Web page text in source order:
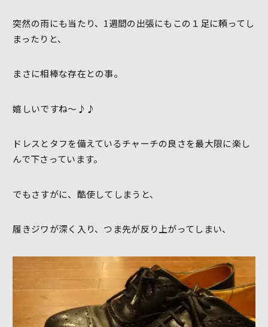
突然の雨にも当たり、1週間の出張にもこの１足に頼ってし
まったりと、
まさに相棒な存在との事。
嬉しいですね～♪♪
ドレスとタフを備えているチャーチの良さを最大限に楽し
んで下さっています。
でもさすがに、酷使してしまうと、
履きジワが深く入り、つま先が反り上がってしまい、